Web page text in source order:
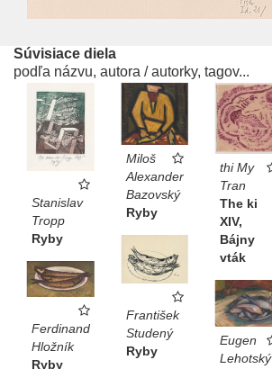
Súvisiace diela
podľa názvu, autora / autorky, tagov...
Stanislav
Tropp
Ryby
Miloš
Alexander
Bazovský
Ryby
thi My
Tran
The ki
XIV,
Bájny
vták
František
Studený
Ryby
Ferdinand
Hložník
Ryby
Eugen
Lehotský